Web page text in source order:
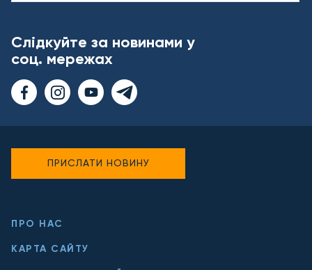
Слідкуйте за новинами у
соц. мережах
ПРО НАС
КАРТА САЙТУ
ПРИСЛАТИ НОВИНУ